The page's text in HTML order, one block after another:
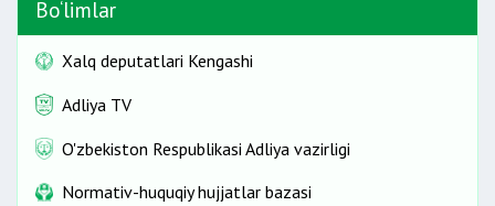
Bo‘limlar
Xalq deputatlari Kengashi
Adliya TV
O'zbekiston Respublikasi Adliya vazirligi
Normativ-huquqiy hujjatlar bazasi